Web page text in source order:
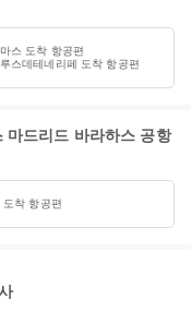
스 도착 항공편
스데테네리페 도착 항공편
드리드 바라하스 공항
착 항공편